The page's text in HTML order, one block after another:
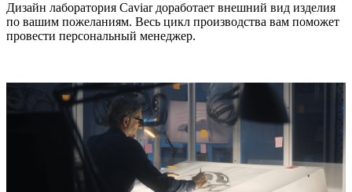
Дизайн лаборатория Caviar доработает внешний вид изделия
по вашим пожеланиям. Весь цикл производства вам поможет
провести персональный менеджер.